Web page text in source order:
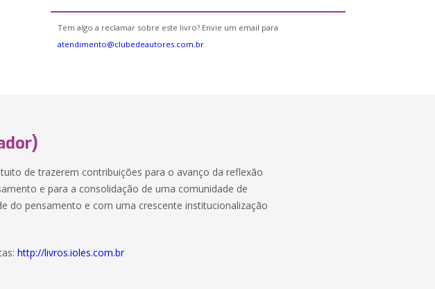
Tem algo a reclamar sobre este livro? Envie um email para
atendimento@clubedeautores.com.br
de trazerem contribuições para o avanço da reflexão
e para a consolidação de uma comunidade de
do pensamento e com uma crescente institucionalização
http://livros.ioles.com.br